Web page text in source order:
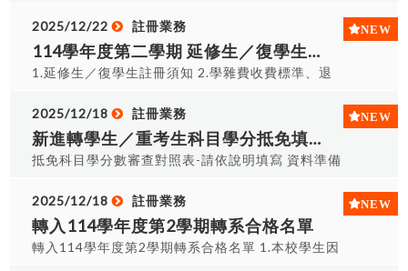
及「歷年成績」於下列時間辦理，逾期不候，請注
意截止收件時間。 ※輔系及雙主修：於115年2月
25日(三)至115年3月4日(三)截止收件。 四、申請
修(雙主修)之系主任進行審核，完成後將申請表送回
註冊辦公室即可。
計室 4.在校生註冊須知
2025/12/22 註冊業務
114學年度第二學期 延修生／復學生註冊須知(註冊選課115年2月10日)
1.延修生／復學生註冊須知 2.學雜費收費標準、退
2025/12/18
註冊業務
新進轉學生／重考生科目學分抵免填表說明
抵免科目學分數審查對照表-請依說明填寫 資料準備
年成績單，以便辦理報到註冊與學分抵免。 資料下
載(請自行下載表單填寫) 填表圖例及抵免單
(Odt/Pdf)(最近更新時間114/12/18) 填表 1.請學生
2025/12/18 註冊業務
轉入114學年度第2學期轉系合格名單
轉入114學年度第2學期轉系合格名單 1.本校學生因